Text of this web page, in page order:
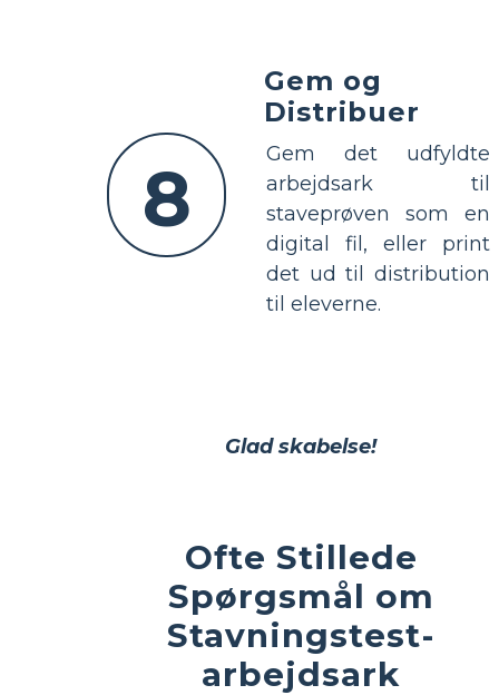
8
Gem og
Distribuer
Gem det udfyldte
arbejdsark til
staveprøven som en
digital fil, eller print
det ud til distribution
til eleverne.
Glad skabelse!
Ofte Stillede
Spørgsmål om
Stavningstest-
arbejdsark